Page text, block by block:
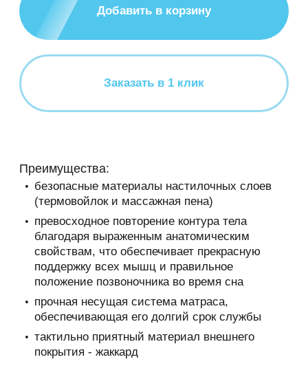
корп.1, этаж 3
Смотреть на карте
Мы работаем ежедневно
10:00 - 19:00, без выходных
+7 (927) 039-15-42
Добавить в корзину
Заказать в 1 клик
Преимущества:
безопасные материалы настилочных слоев
(термовойлок и массажная пена)
превосходное повторение контура тела
благодаря выраженным анатомическим
свойствам, что обеспечивает прекрасную
поддержку всех мышц и правильное
положение позвоночника во время сна
прочная несущая система матраса,
обеспечивающая его долгий срок службы
тактильно приятный материал внешнего
покрытия - жаккард
Политика
конфиденциальности
Настоящая Политика конфиденциальности
персональных данных (далее – Политика
конфиденциальности) действует в
(далее – ) расположенный на доменном
сайта (а также его субдоменов), его программ
и его продуктов.
1.1 В настоящей Политике
конфиденциальности используются
следующие термины:
Администрация) – уполномоченные
сотрудники на управление сайтом, которые
организуют и (или) осуществляют обработку
персональных данных, а также определяет